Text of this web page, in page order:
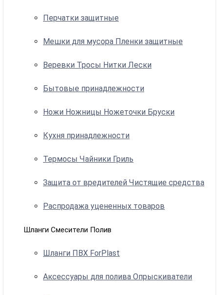
Перчатки защитные
Мешки для мусора Пленки защитные
Веревки Тросы Нитки Лески
Бытовые принадлежности
Ножи Ножницы Ножеточки Бруски
Кухня принадлежности
Термосы Чайники Гриль
Защита от вредителей Чистящие средства
Распродажа уцененных товаров
Шланги Смесители Полив
Шланги ПВХ ForPlast
Аксессуары для полива Опрыскиватели